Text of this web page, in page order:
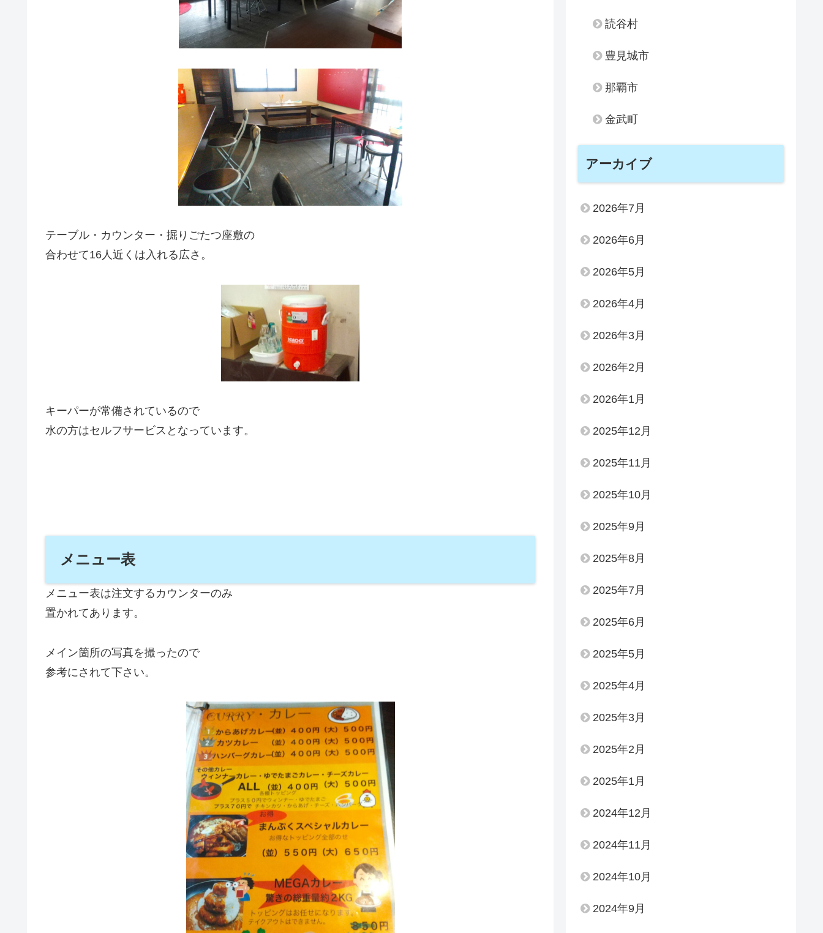
テーブル・カウンター・掘りごたつ座敷の
合わせて16人近くは入れる広さ。
キーパーが常備されているので
水の方はセルフサービスとなっています。
メニュー表
メニュー表は注文するカウンターのみ
置かれてあります。
メイン箇所の写真を撮ったので
参考にされて下さい。
読谷村
豊見城市
那覇市
金武町
アーカイブ
2026年7月
2026年6月
2026年5月
2026年4月
2026年3月
2026年2月
2026年1月
2025年12月
2025年11月
2025年10月
2025年9月
2025年8月
2025年7月
2025年6月
2025年5月
2025年4月
2025年3月
2025年2月
2025年1月
2024年12月
2024年11月
2024年10月
2024年9月